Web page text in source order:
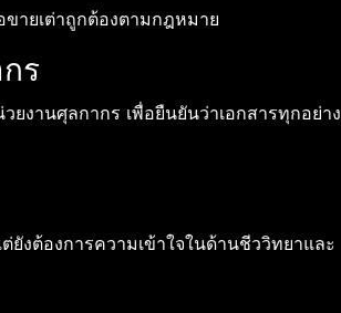
ขายเต่าถูกต้องตามกฎหมาย
ร
ยงานศุลกากร เพื่อยืนยันว่าเอกสารทุกอย่าง
ยังต้องการความเข้าใจในด้านชีววิทยาและ